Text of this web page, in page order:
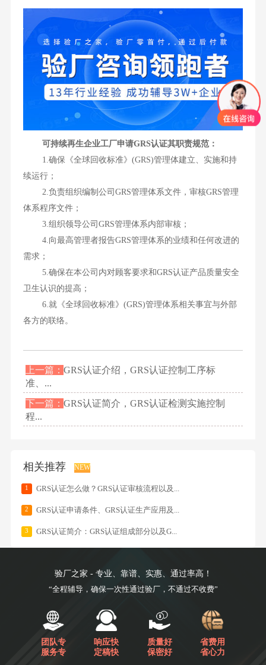
可持续再生企业工厂申请GRS认证其职责规范：
1.确保《全球回收标准》(GRS)管理体建立、实施和持
续运行；
2.负责组织编制公司GRS管理体系文件，审核GRS管理
体系程序文件；
3.组织领导公司GRS管理体系内部审核；
4.向最高管理者报告GRS管理体系的业绩和任何改进的
需求；
5.确保在本公司内对顾客要求和GRS认证产品质量安全
卫生认识的提高；
6.就《全球回收标准》(GRS)管理体系相关事宜与外部
各方的联络。
上一篇：GRS认证介绍，GRS认证控制工序标
准、...
下一篇：GRS认证简介，GRS认证检测实施控制
程...
相关推荐 NEW
1 GRS认证怎么做？GRS认证审核流程以及...
2 GRS认证申请条件、GRS认证生产应用及...
3 GRS认证简介：GRS认证组成部分以及G...
验厂之家 - 专业、靠谱、实惠、通过率高！
“全程辅导，确保一次性通过验厂，不通过不收费”
团队专
服务专
响应快
定稿快
质量好
保密好
省费用
省心力